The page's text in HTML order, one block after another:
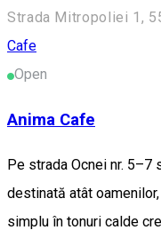
Strada Mitropoliei 1,
Cafe
Open
Anima Cafe
Pe strada Ocnei nr. 5–7
destinată atât
simplu în tonuri calde